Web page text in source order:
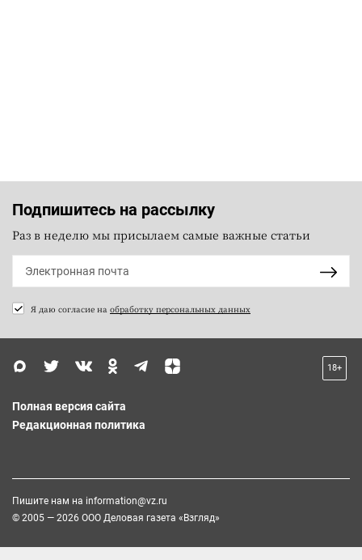
Подпишитесь на рассылку
Раз в неделю мы присылаем самые важные статьи
Я даю согласие на обработку персональных данных
18+
Полная версия сайта
Редакционная политика
Пишите нам на information@vz.ru
© 2005 — 2026 ООО Деловая газета «Взгляд»